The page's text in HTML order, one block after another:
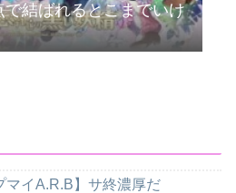
結ばれるとこまでいけ
マイA.R.B】サ終濃厚だ